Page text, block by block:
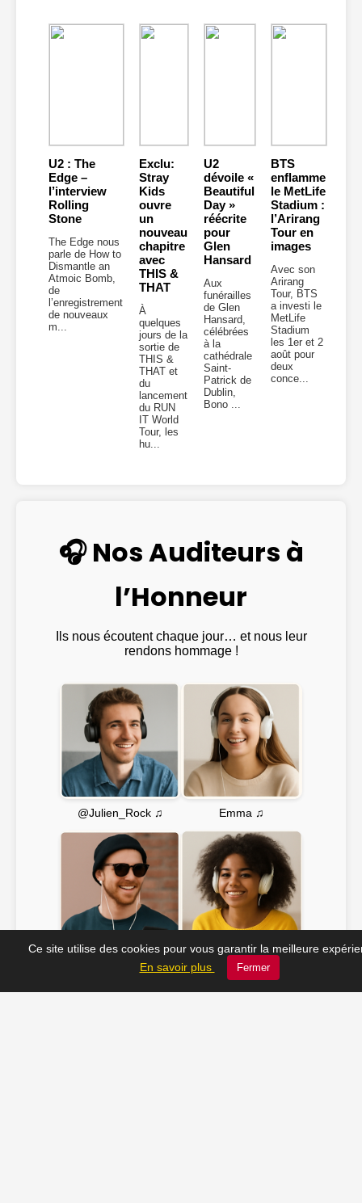
U2 : The
Edge –
l’interview
Rolling
Stone
The Edge nous
parle de How to
Dismantle an
Atmoic Bomb,
de
l’enregistrement
de nouveaux
m...
Exclu:
Stray
Kids
ouvre
un
nouveau
chapitre
avec
THIS &
THAT
À
quelques
jours de la
sortie de
THIS &
THAT et
du
lancement
du RUN
IT World
Tour, les
hu...
U2
dévoile «
Beautiful
Day »
réécrite
pour
Glen
Hansard
Aux
funérailles
de Glen
Hansard,
célébrées
à la
cathédrale
Saint-
Patrick de
Dublin,
Bono ...
BTS
enflamme
le MetLife
Stadium :
l’Arirang
Tour en
images
Avec son
Arirang
Tour, BTS
a investi le
MetLife
Stadium
les 1er et 2
août pour
deux
conce...
🎧 Nos Auditeurs à
l’Honneur
Ils nous écoutent chaque jour… et nous leur
rendons hommage !
@Julien_Rock ♫ Emma ♫
JC_13 ♫ Soline ♫
Ce site utilise des cookies pour vous garantir la meilleure
En savoir plus
Fermer